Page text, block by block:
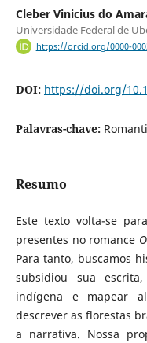
Cleber Vinicius do
Universidade Federal de
https://orcid.org/0000-
DOI: https://doi.org/
Palavras-chave:
Resumo
Este texto volta-se
presentes no romance
Para tanto, buscamos
subsidiou sua
indígena e mapear
descrever as florestas
a narrativa. Nossa